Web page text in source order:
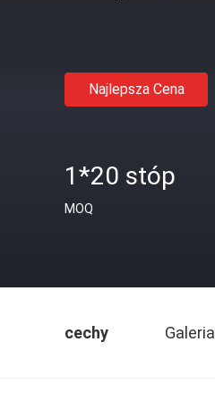
Najlepsza Cena
1*20 stóp
MOQ
cechy Galeria